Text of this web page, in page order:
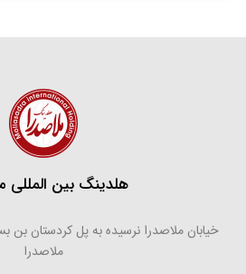
هلدینگ بین المللی
ملاصدرا